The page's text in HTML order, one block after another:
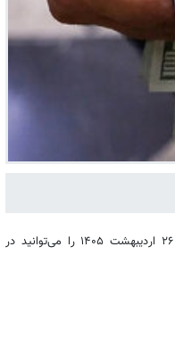
به گزارش خبرگزاری خبرآنلاین، قیمت دلار، یورو، پوند و سایر ارزها امروز شنبه ۲۶ اردیبهشت ۱۴۰۵ را می‌توانید در